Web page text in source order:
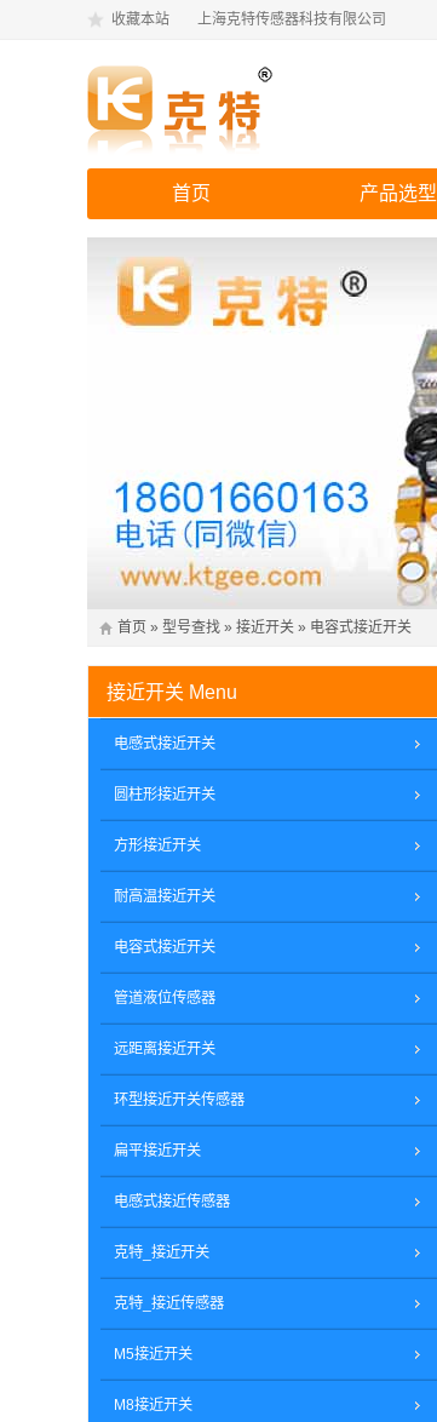
收藏本站 上海克特传感器科技有限公司
首页 产品选型
首页 » 型号查找 » 接近开关 » 电容式接近开关
接近开关 Menu
电感式接近开关
圆柱形接近开关
方形接近开关
耐高温接近开关
电容式接近开关
管道液位传感器
远距离接近开关
环型接近开关传感器
扁平接近开关
电感式接近传感器
克特_接近开关
克特_接近传感器
M5接近开关
M8接近开关